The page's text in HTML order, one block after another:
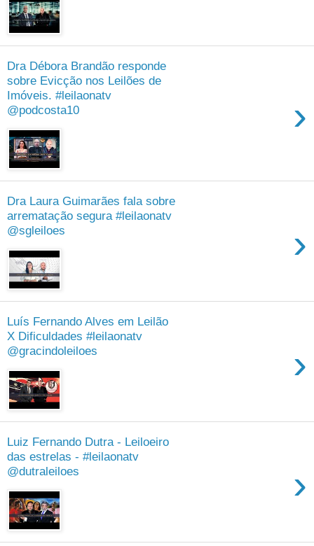
Dra Débora Brandão responde
sobre Evicção nos Leilões de
Imóveis. #leilaonatv
@podcosta10
›
Dra Laura Guimarães fala sobre
arrematação segura #leilaonatv
@sgleiloes
›
Luís Fernando Alves em Leilão
X Dificuldades #leilaonatv
@gracindoleiloes
›
Luiz Fernando Dutra - Leiloeiro
das estrelas - #leilaonatv
@dutraleiloes
›